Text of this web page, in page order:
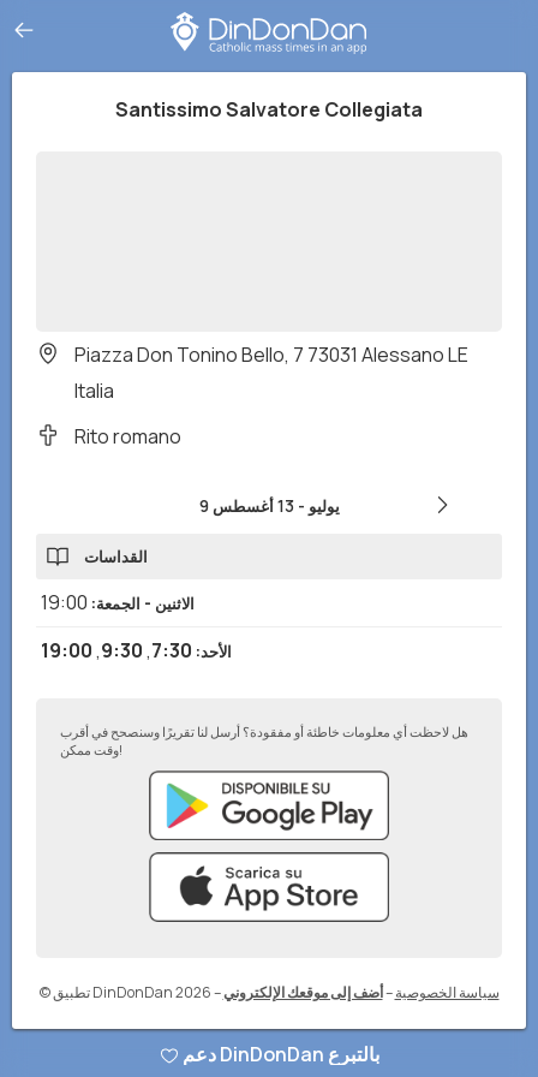
Santissimo Salvatore Collegiata
Piazza Don Tonino Bello, 7 73031 Alessano LE
Italia
Rito romano
9 يوليو -13 أغسطس
القداسات
الاثنين - الجمعة:
19:00
الأحد:
7:30
,
9:30
,
19:00
هل لاحظت أي معلومات خاطئة أو مفقودة؟ أرسل لنا تقريرًا وسنصحح في أقرب
وقت ممكن!
© تطبيق DinDonDan 2026– سياسة الخصوصية –أضف إلى موقعك الإلكتروني
دعم DinDonDan بالتبرع